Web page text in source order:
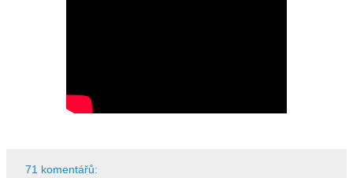
71 komentářů: